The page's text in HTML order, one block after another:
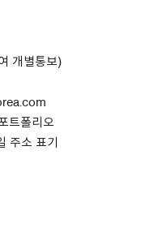
개별통보)
트폴리오
주소 표기